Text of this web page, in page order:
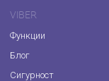
VIBER
Функции
Блог
Сигурност